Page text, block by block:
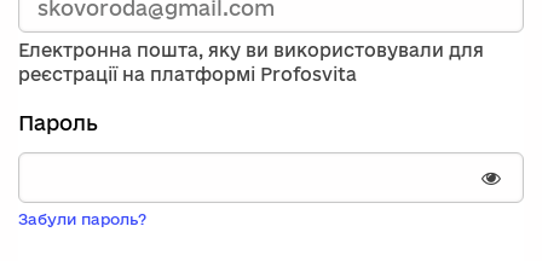
адресу
та
пароль.
Якщо
вас
немає
запису,
натисніть
Електронна пошта, яку ви використовували для
реєстрації на платформі Profosvita
Пароль
Забули пароль?